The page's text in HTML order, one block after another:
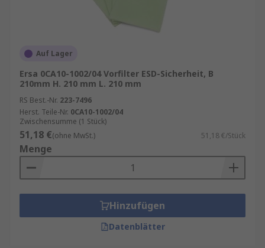
Auf Lager
Ersa 0CA10-1002/04 Vorfilter ESD-Sicherheit, B
210mm H. 210 mm L. 210 mm
RS Best.-Nr. 223-7496
Herst. Teile-Nr. 0CA10-1002/04
Zwischensumme (1 Stück)
51,18 €(ohne MwSt.) 51,18 €/Stück
Menge
Hinzufügen
Datenblätter